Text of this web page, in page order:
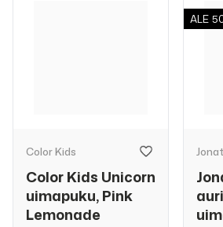
Color Kids
Color Kids Unicorn
uimapuku, Pink
Lemonade
ALE